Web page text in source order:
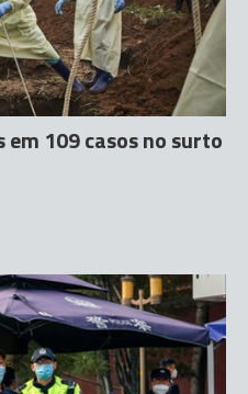
109 casos no surto